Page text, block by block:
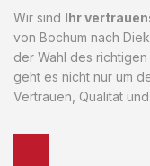
Wir sind Ihr
von Bochum nach
der Wahl des
geht es nicht nur um
Vertrauen, Qualität